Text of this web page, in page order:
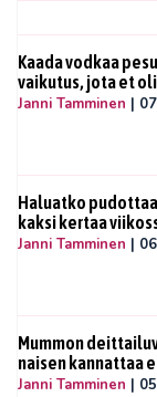
Kaada vodkaa
vaikutus, jota et
Janni Tamminen |
Haluatko
kaksi kertaa
Janni Tamminen |
Mummon
naisen kannattaa
Janni Tamminen |